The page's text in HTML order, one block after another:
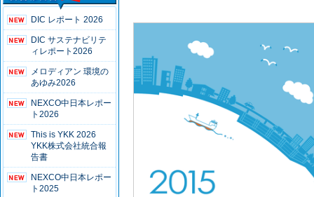
DIC レポート 2026
DIC サステナビリテ
ィレポート2026
メロディアン 環境の
あゆみ2026
NEXCO中日本レポー
ト2026
This is YKK 2026
YKK株式会社統合報
告書
NEXCO中日本レポー
ト2025